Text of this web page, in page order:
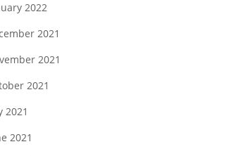
2022
2021
2021
2021
2021
2021